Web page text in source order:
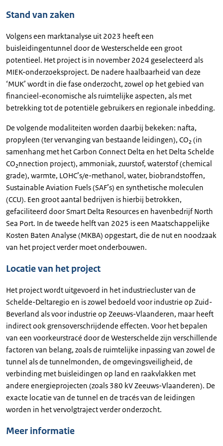
Stand van zaken
Volgens een marktanalyse uit 2023 heeft een
buisleidingentunnel door de Westerschelde een groot
potentieel. Het project is in november 2024 geselecteerd als
MIEK-onderzoeksproject. De nadere haalbaarheid van deze
‘MUK’ wordt in die fase onderzocht, zowel op het gebied van
financieel-economische als ruimtelijke aspecten, als met
betrekking tot de potentiële gebruikers en regionale inbedding.
De volgende modaliteiten worden daarbij bekeken: nafta,
propyleen (ter vervanging van bestaande leidingen), CO₂ (in
samenhang met het Carbon Connect Delta en het Delta Schelde
CO₂nnection project), ammoniak, zuurstof, waterstof (chemical
grade), warmte, LOHC’s/e-methanol, water, biobrandstoffen,
Sustainable Aviation Fuels (SAF’s) en synthetische moleculen
(CCU). Een groot aantal bedrijven is hierbij betrokken,
gefaciliteerd door Smart Delta Resources en havenbedrijf North
Sea Port. In de tweede helft van 2025 is een Maatschappelijke
Kosten Baten Analyse (MKBA) opgestart, die de nut en noodzaak
van het project verder moet onderbouwen.
Locatie van het project
Het project wordt uitgevoerd in het industriecluster van de
Schelde-Deltaregio en is zowel bedoeld voor industrie op Zuid-
Beverland als voor industrie op Zeeuws-Vlaanderen, maar heeft
indirect ook grensoverschrijdende effecten. Voor het bepalen
van een voorkeurstracé door de Westerschelde zijn verschillende
factoren van belang, zoals de ruimtelijke inpassing van zowel de
tunnel als de tunnelmonden, de omgevingsveiligheid, de
verbinding met buisleidingen op land en raakvlakken met
andere energieprojecten (zoals 380 kV Zeeuws-Vlaanderen). De
exacte locatie van de tunnel en de tracés van de leidingen
worden in het vervolgtraject verder onderzocht.
Meer informatie